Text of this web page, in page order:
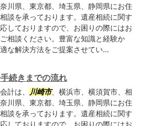
川県、東京都、埼玉県、静岡県にお住
談を承っております。遺産相続に関す
しておりますので、お困りの際にはお
相談ください。豊富な知識と経験か
な解決方法をご提案させてい...
続きまでの流れ
計は、 川崎市、横浜市、横須賀市、相
川県、東京都、埼玉県、静岡県にお住
談を承っております。遺産相続に関す
しておりますので、お困りの際にはお